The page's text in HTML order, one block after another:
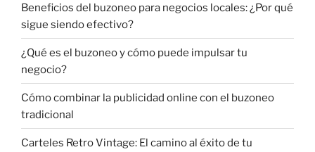
Beneficios del buzoneo para negocios locales: ¿Por qué
sigue siendo efectivo?
¿Qué es el buzoneo y cómo puede impulsar tu
negocio?
Cómo combinar la publicidad online con el buzoneo
tradicional
Carteles Retro Vintage: El camino al éxito de tu